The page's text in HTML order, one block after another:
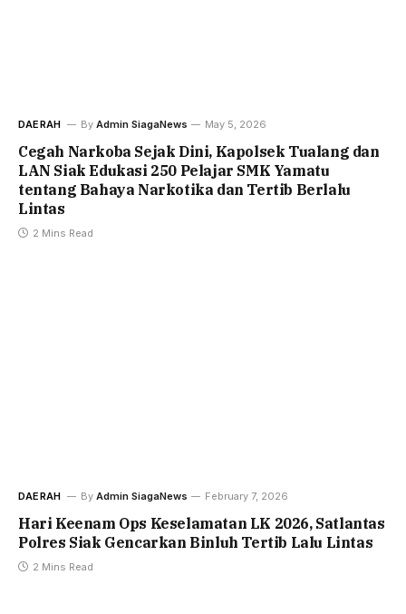
DAERAH By Admin SiagaNews May 5, 2026
Cegah Narkoba Sejak Dini, Kapolsek Tualang dan
LAN Siak Edukasi 250 Pelajar SMK Yamatu
tentang Bahaya Narkotika dan Tertib Berlalu
Lintas
2 Mins Read
DAERAH By Admin SiagaNews February 7, 2026
Hari Keenam Ops Keselamatan LK 2026, Satlantas
Polres Siak Gencarkan Binluh Tertib Lalu Lintas
2 Mins Read